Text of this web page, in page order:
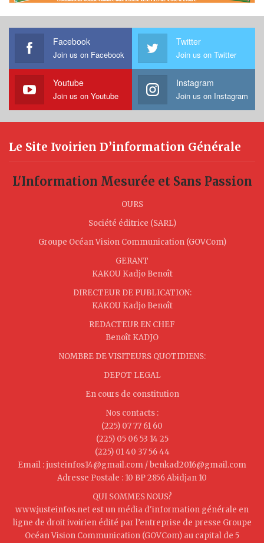
Facebook
Join us on Facebook
Twitter
Join us on Twitter
Youtube
Join us on Youtube
Instagram
Join us on Instagram
Le Site Ivoirien D’information Générale
L'Information Mesurée et Sans Passion
OURS
Société éditrice (SARL)
Groupe Océan Vision Communication (GOVCom)
GERANT
KAKOU Kadjo Benoît
DIRECTEUR DE PUBLICATION:
KAKOU Kadjo Benoît
REDACTEUR EN CHEF
Benoît KADJO
NOMBRE DE VISITEURS QUOTIDIENS:
DEPOT LEGAL
En cours de constitution
Nos contacts :
(225) 07 77 61 60
(225) 05 06 53 14 25
(225) 01 40 37 56 44
Email : justeinfos14@gmail.com / benkad2016@gmail.com
Adresse Postale : 10 BP 2856 Abidjan 10
QUI SOMMES NOUS?
www.justeinfos.net est un média d'information générale en
ligne de droit ivoirien édité par l’entreprise de presse Groupe
Océan Vision Communication (GOVCom) au capital de 5